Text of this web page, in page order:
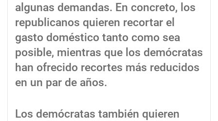
algunas demandas. En concreto, los
republicanos quieren recortar el
gasto doméstico tanto como sea
posible, mientras que los demócratas
han ofrecido recortes más reducidos
en un par de años.
Los demócratas también quieren